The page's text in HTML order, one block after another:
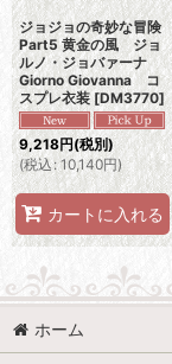
ジョジョの奇妙な冒険
Part5 黄金の風 ジョ
ルノ・ジョバァーナ
Giorno Giovanna コ
スプレ衣装 [DM3770]
9,218円(税別)
(税込: 10,140円)
カートに入れる
ホーム